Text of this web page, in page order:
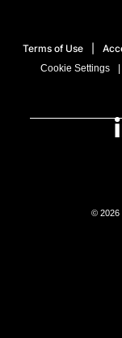
Terms of Use
Cookie Settings
© 2026